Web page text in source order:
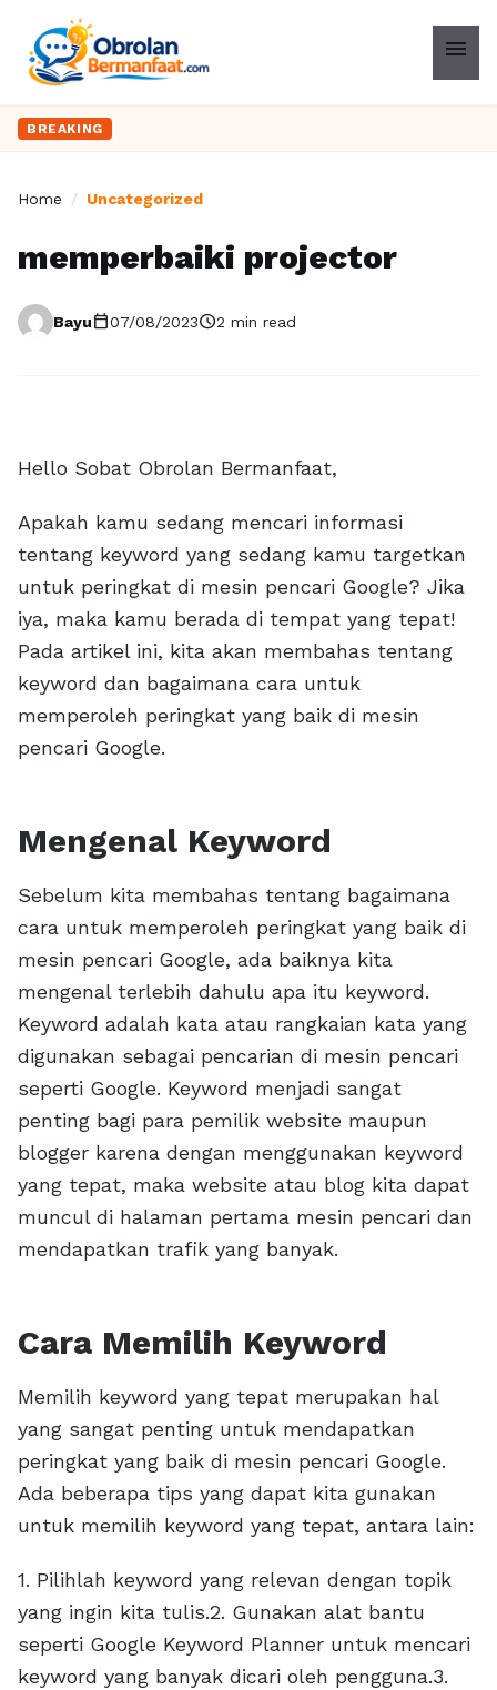
menu
BREAKING
Home / Uncategorized
memperbaiki projector
Bayucalendar_today07/08/2023schedule2 min read
Hello Sobat Obrolan Bermanfaat,
Apakah kamu sedang mencari informasi
tentang keyword yang sedang kamu targetkan
untuk peringkat di mesin pencari Google? Jika
iya, maka kamu berada di tempat yang tepat!
Pada artikel ini, kita akan membahas tentang
keyword dan bagaimana cara untuk
memperoleh peringkat yang baik di mesin
pencari Google.
Mengenal Keyword
Sebelum kita membahas tentang bagaimana
cara untuk memperoleh peringkat yang baik di
mesin pencari Google, ada baiknya kita
mengenal terlebih dahulu apa itu keyword.
Keyword adalah kata atau rangkaian kata yang
digunakan sebagai pencarian di mesin pencari
seperti Google. Keyword menjadi sangat
penting bagi para pemilik website maupun
blogger karena dengan menggunakan keyword
yang tepat, maka website atau blog kita dapat
muncul di halaman pertama mesin pencari dan
mendapatkan trafik yang banyak.
Cara Memilih Keyword
Memilih keyword yang tepat merupakan hal
yang sangat penting untuk mendapatkan
peringkat yang baik di mesin pencari Google.
Ada beberapa tips yang dapat kita gunakan
untuk memilih keyword yang tepat, antara lain:
1. Pilihlah keyword yang relevan dengan topik
yang ingin kita tulis.2. Gunakan alat bantu
seperti Google Keyword Planner untuk mencari
keyword yang banyak dicari oleh pengguna.3.